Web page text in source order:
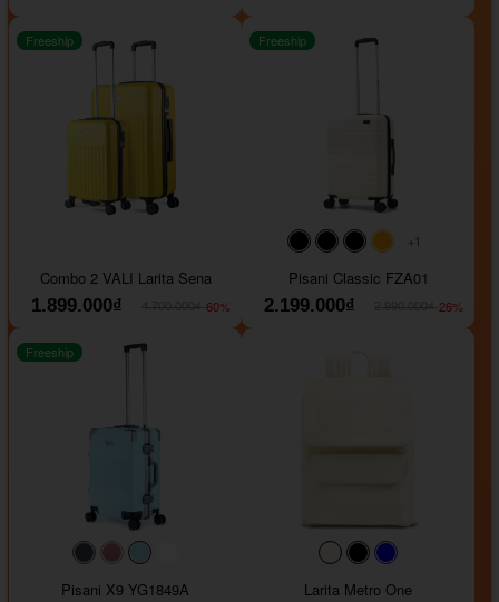
Freeship
Combo 2 VALI Larita Sena
1.899.000₫
-60%
#000000#000000
#000000
#ffa500
+1
Freeship
Pisani Classic FZA01
2.199.000₫
-26%
#40454a#b76e79
#9ad8e7
Freeship
Pisani X9 YG1849A
#faf0e6#000000
Larita Metro One